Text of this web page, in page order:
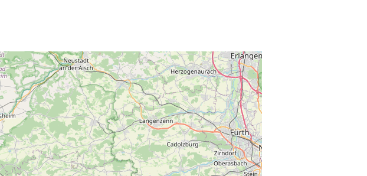
Bearbeitungsstand
Zehn Jahre HLB
Häufige Fragen
Nutzungshinweise